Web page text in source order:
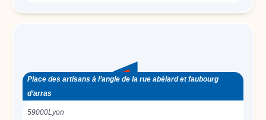
Place des artisans à l’angle de la rue abélard et faubourg
d’arras
59000Lyon